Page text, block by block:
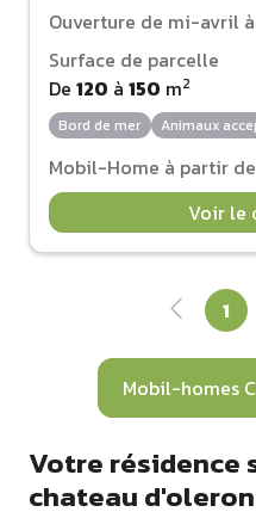
Ouverture de mi-avril
Surface de parcelle
De 120 à 150 m2
Bord de mer Animaux
Mobil-Home à partir de
Voir le
1
Mobil-homes
Votre résidence
chateau d'oleron